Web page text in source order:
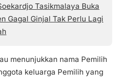
Tasikmalaya Buka
Gagal Ginjal Tak Perlu Lagi
menunjukkan nama Pemilih
keluarga Pemilih yang